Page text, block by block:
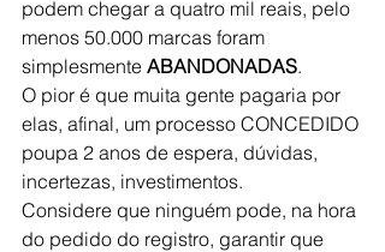
podem chegar a quatro mil reais, pelo
menos 50.000 marcas foram
simplesmente ABANDONADAS.
O pior é que muita gente pagaria por
elas, afinal, um processo CONCEDIDO
poupa 2 anos de espera, dúvidas,
incertezas, investimentos.
Considere que ninguém pode, na hora
do pedido do registro, garantir que